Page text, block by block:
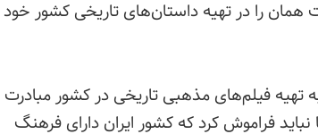
همان را در تهیه داستان‌های تاریخی کشور خود
تهیه فیلم‌‌های مذهبی تاریخی در کشور مبادرت
نباید فراموش کرد که کشور ایران دارای فرهنگ